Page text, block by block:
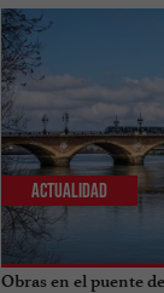
Obras en el puente
Actualidad